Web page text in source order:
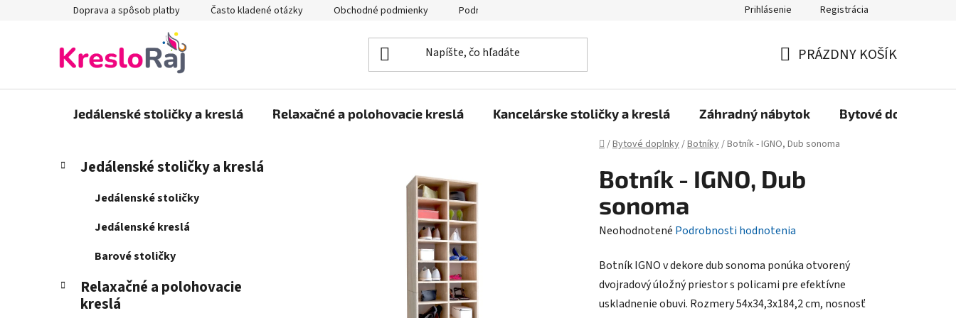
Doprava a spôsob platby Často kladené otázky Obchodné podmienky Podmienky ochrany osobných údajov Reklamačný poriadok, Záručné podmienky Reklamačný formulár
Prihlásenie Registrácia
KOŠÍK
PRÁZDNY KOŠÍK
Jedálenské stoličky a kreslá Relaxačné a polohovacie kreslá Kancelárske stoličky a kreslá Záhradný nábytok Bytové doplnky
Domov
/Bytové doplnky/Botníky/Botník - IGNO, Dub sonoma
B
n
Preskočiť
kategórie
K
a
e
Jedálenské stoličky a kreslá
Jedálenské stoličky
Jedálenské kreslá
Barové stoličky
Relaxačné a polohovacie
kreslá
Botník - IGNO, Dub
sonoma
Priemerné
produktu
je
0,0
Neohodnotené Podrobnosti hodnotenia
Botník IGNO v dekore dub sonoma ponúka otvorený
dvojradový úložný priestor s policami pre efektívne
uskladnenie obuvi. Rozmery 54x34,3x184,2 cm, nosnosť